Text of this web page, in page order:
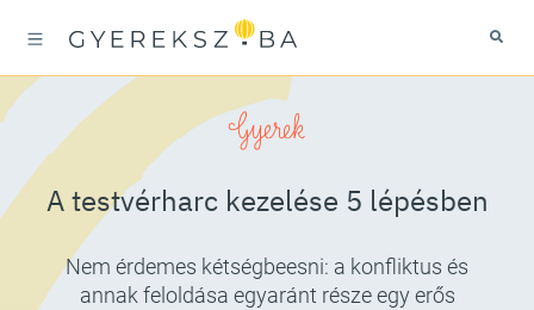
Gyerek
A testvérharc kezelése 5 lépésben
Nem érdemes kétségbeesni: a konfliktus és
annak feloldása egyaránt része egy erős